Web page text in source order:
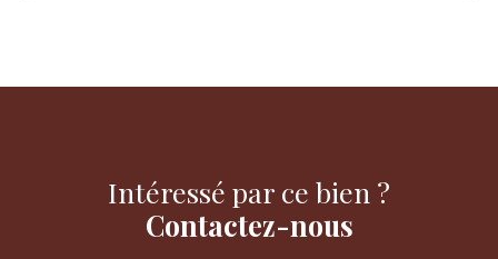
Intéressé par ce bien ?
Contactez-nous